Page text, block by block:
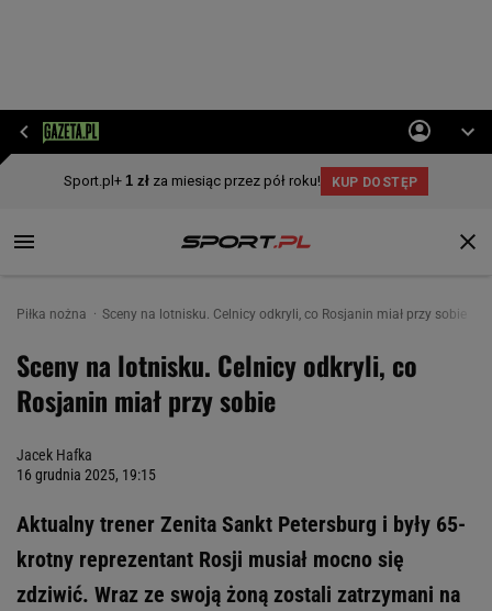
Piłka nożna Sceny na lotnisku. Celnicy odkryli, co Rosjanin miał przy sobie
Sceny na lotnisku. Celnicy odkryli, co
Rosjanin miał przy sobie
Jacek Hafka
16 grudnia 2025, 19:15
Aktualny trener Zenita Sankt Petersburg i były 65-
krotny reprezentant Rosji musiał mocno się
zdziwić. Wraz ze swoją żoną zostali zatrzymani na